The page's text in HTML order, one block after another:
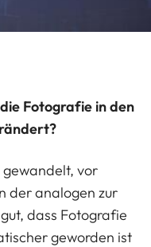
Fotografie in den
vor
der analogen zur
dass Fotografie
geworden ist